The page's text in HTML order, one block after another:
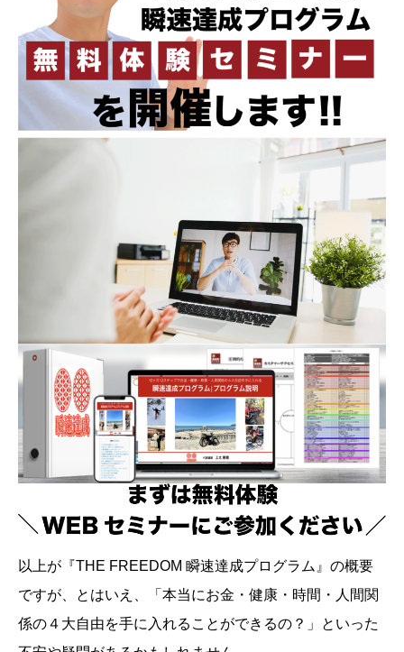
以上が『THE FREEDOM 瞬速達成プログラム』の概要
ですが、とはいえ、「本当にお金・健康・時間・人間関
係の４大自由を手に入れることができるの？」といった